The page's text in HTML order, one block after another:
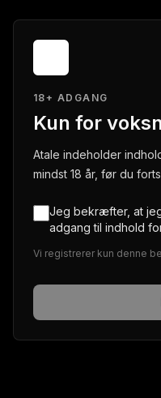
18+ ADGANG
Kun for
Atale indeholder
mindst 18 år, før du
Jeg bekræfter, at
adgang til indhold
Vi registrerer kun denne